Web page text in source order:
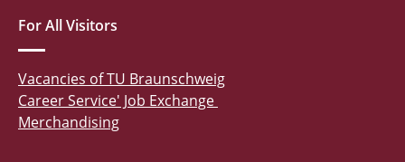
For All Visitors
Vacancies of TU Braunschweig
Career Service' Job Exchange
Merchandising